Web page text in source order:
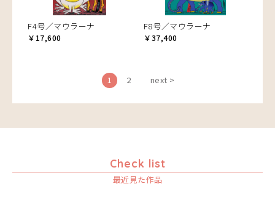
F4号／マウラーナ
￥17,600
F8号／マウラーナ
￥37,400
1 2 next >
Check list
最近見た作品